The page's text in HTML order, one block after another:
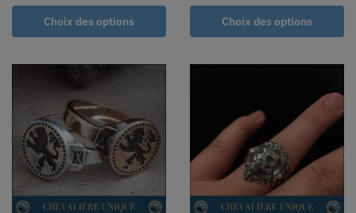
Choix des options Choix des options